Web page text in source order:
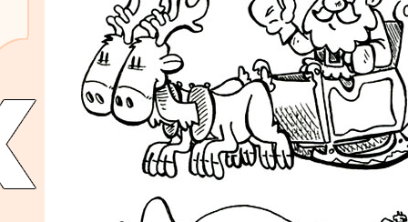
Proposer une vidéo
Vidéos Stéphyprod:Chansons de Noël, 21 minutes de
dessins animésDessins animés traditionnels Des chansons de
Noël, des contes de Noël, profitez de 21 minutes de
productions de Noël sans interruption de pub. un petit
moment de tranquillité pour votre enfant ou pour les
parents !!! De la première note de musique au dernier